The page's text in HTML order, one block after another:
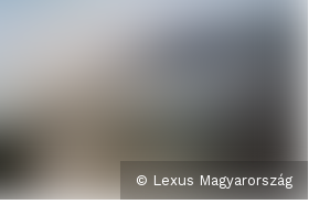
© Lexus Magyarország